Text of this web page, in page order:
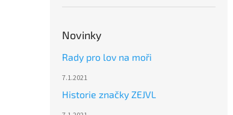
Novinky
Rady pro lov na moři
7.1.2021
Historie značky ZEJVL